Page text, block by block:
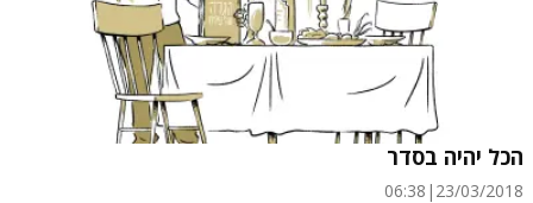
הכל יהיה בסדר
23/03/2018
|
06:38